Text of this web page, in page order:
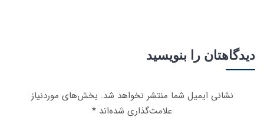
دیدگاهتان را بنویسید
نشانی ایمیل شما منتشر نخواهد شد. بخش‌های موردنیاز
علامت‌گذاری شده‌اند *